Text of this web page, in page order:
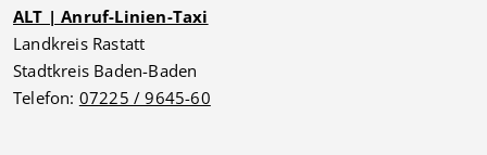
ALT | Anruf-Linien-Taxi
Landkreis Rastatt
Stadtkreis Baden-Baden
Telefon: 07225 / 9645-60